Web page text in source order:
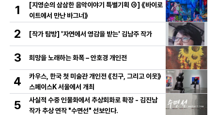
1
[지영순의 삼삼한 음악이야기 특별기획 ④] 《바이로
이트에서 만난 바그너》
2 [작가 탐방] '자연에서 영감을 받는' 김남주 작가
3 희망을 노래하는 화폭 – 안호경 개인전
4
카우스, 한국 첫 미술관 개인전 《친구, 그리고 이웃》
스페이스K 서울에서 개최
5
사실적 수중 인물화에서 추상회화로 확장 - 김진남
작가 추상 연작 "수면선" 선보인다.